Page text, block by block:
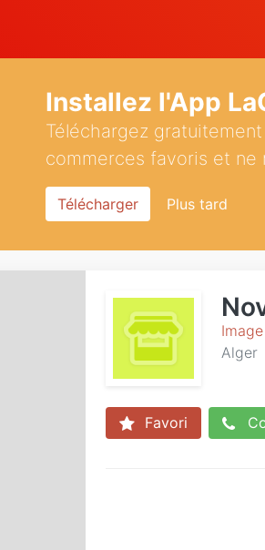
Installez l'App
Téléchargez
commerces favoris et ne
Télécharger Plus tard
Alger
Favori